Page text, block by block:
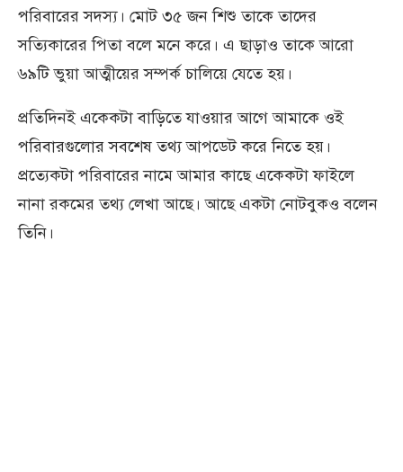
পরিবারের সদস্য। মোট ৩৫ জন শিশু তাকে তাদের
সত্যিকারের পিতা বলে মনে করে। এ ছাড়াও তাকে আরো
৬৯টি ভুয়া আত্মীয়ের সম্পর্ক চালিয়ে যেতে হয়।
প্রতিদিনই একেকটা বাড়িতে যাওয়ার আগে আমাকে ওই
পরিবারগুলোর সবশেষ তথ্য আপডেট করে নিতে হয়।
প্রত্যেকটা পরিবারের নামে আমার কাছে একেকটা ফাইলে
নানা রকমের তথ্য লেখা আছে। আছে একটা নোটবুকও বলেন
তিনি।